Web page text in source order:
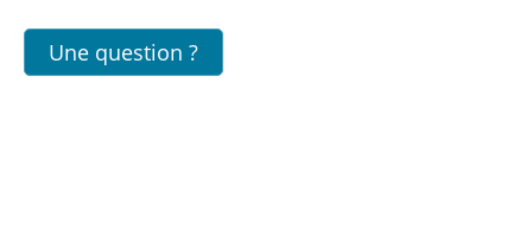
Une question ?